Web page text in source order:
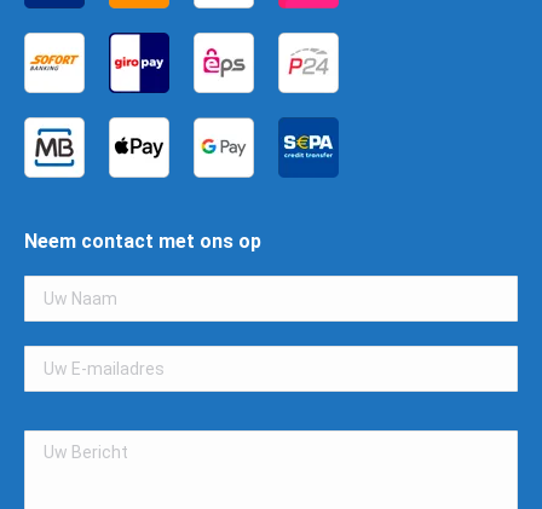
Neem contact met ons op
Gelieve
dit